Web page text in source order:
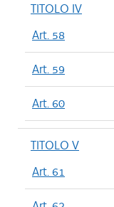
TITOLO IV
Art. 58
Art. 59
Art. 60
TITOLO V
Art. 61